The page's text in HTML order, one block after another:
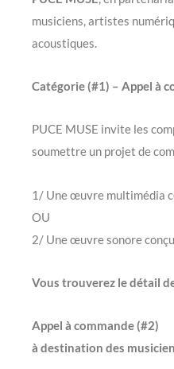
musiciens, artistes
acoustiques.
Catégorie (#1) – Appel à
PUCE MUSE invite les
soumettre un projet de
1/ Une œuvre multimédia
OU
2/ Une œuvre sonore
Vous trouverez le détail
Appel à commande (#2)
à destination des